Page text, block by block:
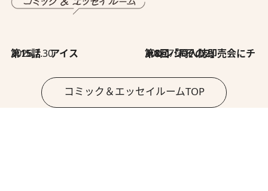
2026.7.30
第15話 アイス 2026.7.30
第8回「同人誌即売会にチャレンジ その2」
コミック＆エッセイルームTOP